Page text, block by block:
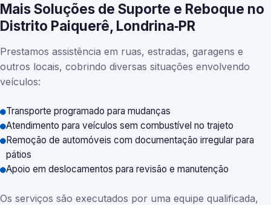
Mais Soluções de Suporte e Reboque no
Distrito Paiquerê, Londrina‑PR
Prestamos assistência em ruas, estradas, garagens e
outros locais, cobrindo diversas situações envolvendo
veículos:
Transporte programado para mudanças
Atendimento para veículos sem combustível no trajeto
Remoção de automóveis com documentação irregular para
pátios
Apoio em deslocamentos para revisão e manutenção
Os serviços são executados por uma equipe qualificada,